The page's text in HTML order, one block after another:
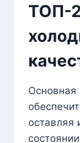
ТОП-
Основная
оставляя